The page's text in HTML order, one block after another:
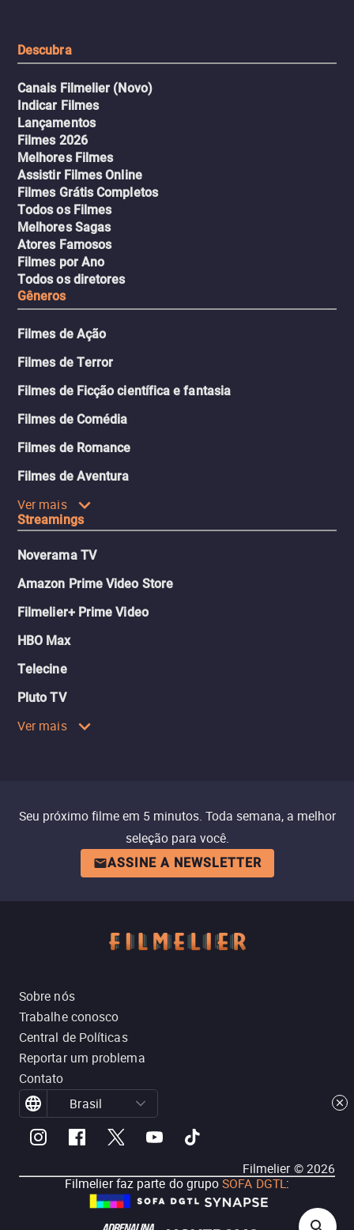
Descubra
Canais Filmelier (Novo)
Indicar Filmes
Lançamentos
Filmes 2026
Melhores Filmes
Assistir Filmes Online
Filmes Grátis Completos
Todos os Filmes
Melhores Sagas
Atores Famosos
Filmes por Ano
Todos os diretores
Gêneros
Filmes de Ação
Filmes de Terror
Filmes de Ficção científica e fantasia
Filmes de Comédia
Filmes de Romance
Filmes de Aventura
Ver mais
Streamings
Noverama TV
Amazon Prime Video Store
Filmelier+ Prime Video
HBO Max
Telecine
Pluto TV
Ver mais
Seu próximo filme em 5 minutos. Toda semana, a melhor
seleção para você.
ASSINE A NEWSLETTER
Sobre nós
Trabalhe conosco
Central de Políticas
Reportar um problema
Contato
Brasil
Filmelier ©2026
Filmelier faz parte do grupoSOFA DGTL: